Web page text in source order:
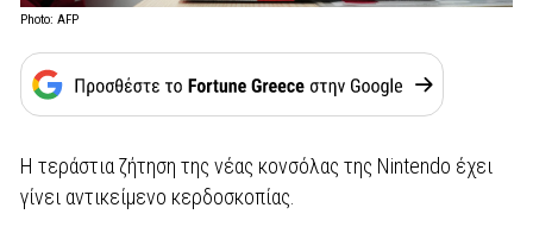
Photo: AFP
Η τεράστια ζήτηση της νέας κονσόλας της Nintendo έχει
γίνει αντικείμενο κερδοσκοπίας.